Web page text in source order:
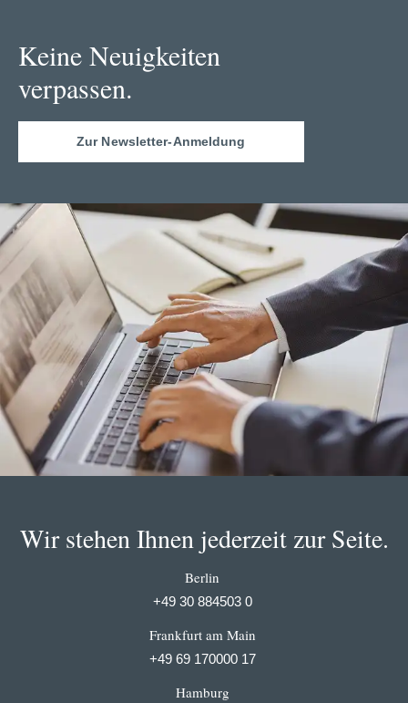
Keine Neuigkeiten
verpassen.
Zur Newsletter-Anmeldung
Wir stehen Ihnen jederzeit zur Seite.
Berlin
+49 30 884503 0
Frankfurt am Main
+49 69 170000 17
Hamburg